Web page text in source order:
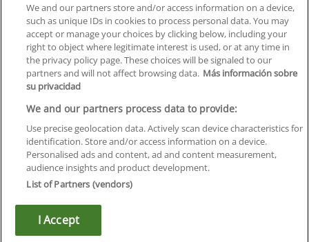
Centros
Orientación
Quiénes somos
Contacta
Aviso Legal
Política de Privacidad
Política de Cookies
Canal Ético
We and our partners store and/or access information on a device,
such as unique IDs in cookies to process personal data. You may
accept or manage your choices by clicking below, including your
right to object where legitimate interest is used, or at any time in
the privacy policy page. These choices will be signaled to our
partners and will not affect browsing data. Más información sobre
su privacidad
We and our partners process data to provide:
Use precise geolocation data. Actively scan device characteristics for
identification. Store and/or access information on a device.
Personalised ads and content, ad and content measurement,
audience insights and product development.
List of Partners (vendors)
I Accept